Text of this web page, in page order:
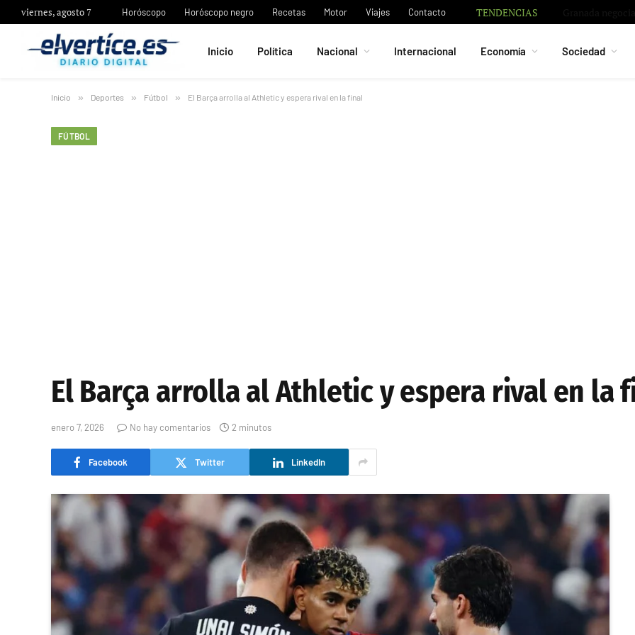
viernes, agosto 7 Horóscopo Horóscopo negro Recetas Motor Viajes Contacto TENDENCIAS
Inicio Política Nacional Internacional Economía Sociedad
Inicio » Deportes » Fútbol » El Barça arrolla al Athletic y espera rival en la final
FÚTBOL
El Barça arrolla al Athletic y espera rival en la
enero 7, 2026 No hay comentarios 2 minutos
Facebook Twitter LinkedIn